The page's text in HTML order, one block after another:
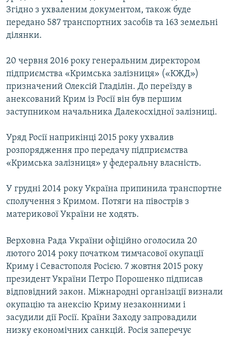
Згідно з ухваленим документом, також буде
передано 587 транспортних засобів та 163 земельні
ділянки.
20 червня 2016 року генеральним директором
підприємства «Кримська залізниця» («КЖД»)
призначений Олексій Гладілін. До переїзду в
анексований Крим із Росії він був першим
заступником начальника Далекосхідної залізниці.
Уряд Росії наприкінці 2015 року ухвалив
розпорядження про передачу підприємства
«Кримська залізниця» у федеральну власність.
У грудні 2014 року Україна припинила транспортне
сполучення з Кримом. Потяги на півострів з
материкової України не ходять.
Верховна Рада України офіційно оголосила 20
лютого 2014 року початком тимчасової окупації
Криму і Севастополя Росією. 7 жовтня 2015 року
президент України Петро Порошенко підписав
відповідний закон. Міжнародні організації визнали
окупацію та анексію Криму незаконними і
засудили дії Росії. Країни Заходу запровадили
низку економічних санкцій. Росія заперечує